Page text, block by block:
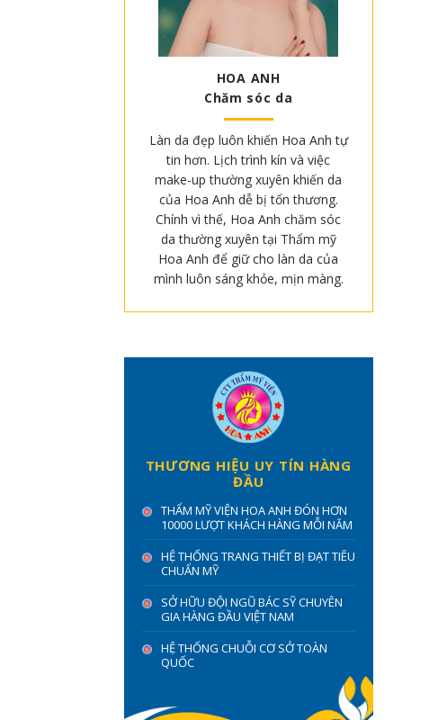
HOA ANH
Chăm sóc da
Làn da đẹp luôn khiến Hoa Anh tự
tin hơn. Lịch trình kín và việc
make-up thường xuyên khiến da
của Hoa Anh dễ bị tổn thương.
Chính vì thế, Hoa Anh chăm sóc
da thường xuyên tại Thẩm mỹ
Hoa Anh để giữ cho làn da của
mình luôn sáng khỏe, mịn màng.
THƯƠNG HIỆU UY TÍN HÀNG
ĐẦU
THẨM MỸ VIỆN HOA ANH ĐÓN HƠN
10000 LƯỢT KHÁCH HÀNG MỖI NĂM
HỆ THỐNG TRANG THIẾT BỊ ĐẠT TIÊU
CHUẨN MỸ
SỞ HỮU ĐỘI NGŨ BÁC SỸ CHUYÊN
GIA HÀNG ĐẦU VIỆT NAM
HỆ THỐNG CHUỖI CƠ SỞ TOÀN
QUỐC